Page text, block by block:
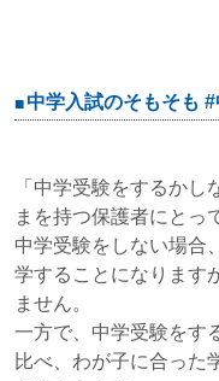
中学入試のそもそも
「中学受験をするか
まを持つ保護者にとっ
中学受験をしない場合
学することになります
ません。
一方で、中学受験をす
比べ、わが子に合った